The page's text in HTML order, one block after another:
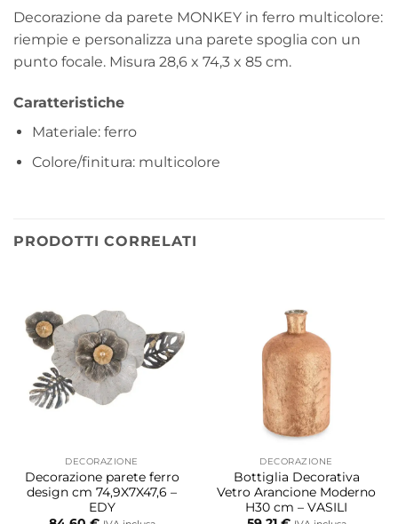
Decorazione da parete MONKEY in ferro multicolore:
riempie e personalizza una parete spoglia con un
punto focale. Misura 28,6 x 74,3 x 85 cm.
Caratteristiche
Materiale: ferro
Colore/finitura: multicolore
PRODOTTI CORRELATI
DECORAZIONE
Decorazione parete ferro
design cm 74,9X7X47,6 –
EDY
DECORAZIONE
Bottiglia Decorativa
Vetro Arancione Moderno
H30 cm – VASILI